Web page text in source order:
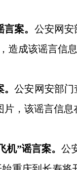
案。 公安网安
造成该谣言信息
。公安网安部
，该谣言信息
机”谣言案。公